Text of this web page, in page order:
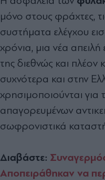
μόνο στους φράχτες,
συστήματα ελέγχου
χρόνια, μια νέα απειλή
της διεθνώς και πλέον
συχνότερα και στην
χρησιμοποιούνται
απαγορευμένων
σωφρονιστικά
Διαβάστε:
Αποπειράθηκαν να